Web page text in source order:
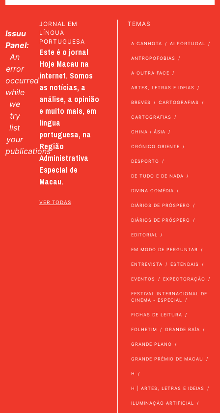
Issuu
Panel:
An
error
occurred
while
we
try
list
your
publications
JORNAL EM
LÍNGUA
PORTUGUESA
Este é o jornal
Hoje Macau na
internet. Somos
as notícias, a
análise, a opinião
e muito mais, em
língua
portuguesa, na
Região
Administrativa
Especial de
Macau.
VER TODAS
TEMAS
A CANHOTA AI PORTUGAL
ANTROPOFOBIAS
A OUTRA FACE
ARTES, LETRAS E IDEIAS
BREVES CARTOGRAFIAS
CARTOGRAFIAS
CHINA / ÁSIA
CRÓNICO ORIENTE
DESPORTO
DE TUDO E DE NADA
DIVINA COMÉDIA
DIÁRIOS DE PRÓSPERO
DIÁRIOS DE PRÓSPERO
EDITORIAL
EM MODO DE PERGUNTAR
ENTREVISTA ESTENDAIS
EVENTOS EXPECTORAÇÃO
FESTIVAL INTERNACIONAL DE
CINEMA - ESPECIAL
FICHAS DE LEITURA
FOLHETIM GRANDE BAÍA
GRANDE PLANO
GRANDE PRÉMIO DE MACAU
H
H | ARTES, LETRAS E IDEIAS
ILUMINAÇÃO ARTIFICIAL